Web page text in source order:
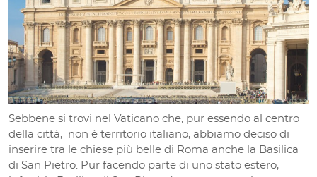
Sebbene si trovi nel Vaticano che, pur essendo al centro
della città, non è territorio italiano, abbiamo deciso di
inserire tra le chiese più belle di Roma anche la Basilica
di San Pietro. Pur facendo parte di uno stato estero,